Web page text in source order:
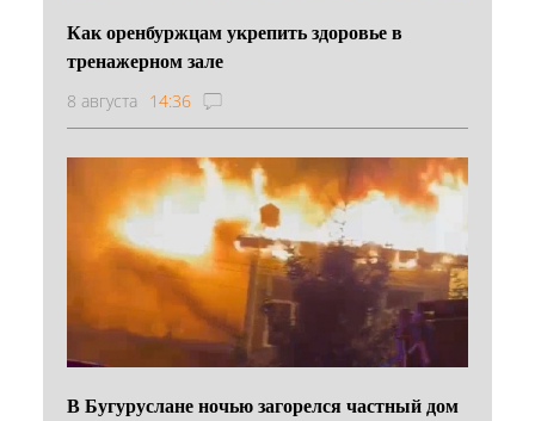
Как оренбуржцам укрепить здоровье в
тренажерном зале
8 августа 14:36
В Бугуруслане ночью загорелся частный дом